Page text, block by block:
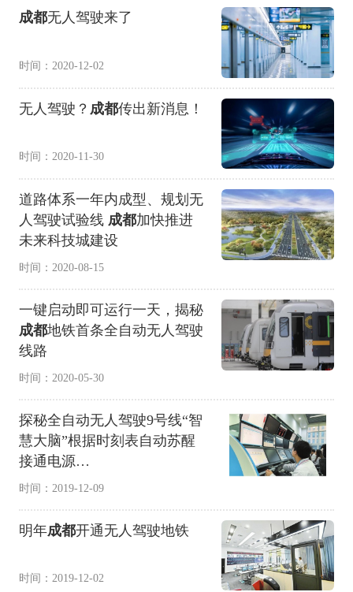
成都无人驾驶来了
时间：2020-12-02
无人驾驶？ 成都传出新消息！
时间：2020-11-30
道路体系一年内成型、规划无
人驾驶试验线 成都加快推进
未来科技城建设
时间：2020-08-15
一键启动即可运行一天，揭秘
成都地铁首条全自动无人驾驶
线路
时间：2020-05-30
探秘全自动无人驾驶9号线“智
慧大脑”根据时刻表自动苏醒
接通电源…
时间：2019-12-09
明年成都开通无人驾驶地铁
时间：2019-12-02